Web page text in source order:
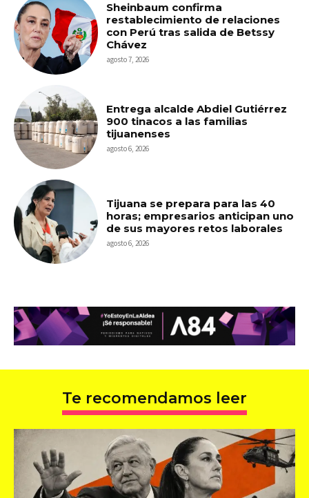
Sheinbaum confirma
restablecimiento de relaciones
con Perú tras salida de Betssy
Chávez
agosto 7, 2026
Entrega alcalde Abdiel Gutiérrez
900 tinacos a las familias
tijuanenses
agosto 6, 2026
Tijuana se prepara para las 40
horas; empresarios anticipan uno
de sus mayores retos laborales
agosto 6, 2026
Te recomendamos leer